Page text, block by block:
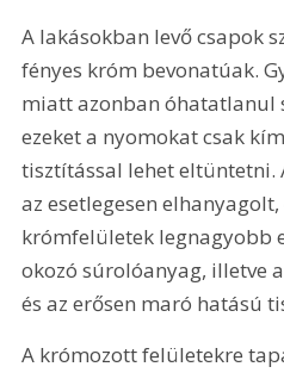
A lakásokban levő csapok
fényes króm bevonatúak.
miatt azonban óhatatlanul
ezeket a nyomokat csak
tisztítással lehet
az esetlegesen
krómfelületek legnagyobb
okozó súrolóanyag, illetve
és az erősen maró hatású
A krómozott felületekre